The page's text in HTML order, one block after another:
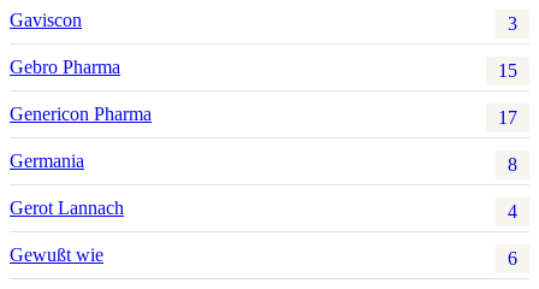
Gaviscon 3
Gebro Pharma 15
Genericon Pharma 17
Germania 8
Gerot Lannach 4
Gewußt wie 6